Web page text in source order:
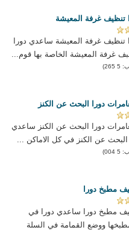
تنظيف غرفة المعيشة
تنظيف غرفة المعيشة ساعدي دورا
غرفة المعيشة الخاصة بها قوم...
دورا البحث عن الكنز
دورا البحث عن الكنز ساعدي
عن الكنز في كل الاماكن ...
مطبخ دورا
مطبخ دورا ساعدي دورا في
ووضع القمامة في السلة